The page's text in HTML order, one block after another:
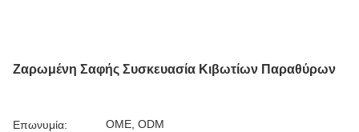
Ζαρωμένη Σαφής Συσκευασία Κιβωτίων Παραθύρων
Επωνυμία: OME, ODM